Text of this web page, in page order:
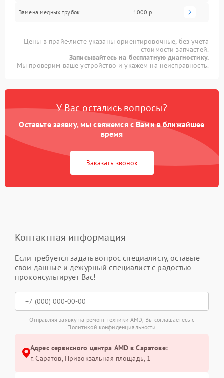
Замена медных трубок 1000 р
Цены в прайс-листе указаны ориентировочные, без учета
стоимости запчастей.
Записывайтесь на бесплатную диагностику.
Мы проверим ваше устройство и укажем на неисправность.
У Вас остались вопросы?
Оставьте заявку, мы свяжемся с Вами в ближайшее
время
Заказать звонок
Контактная информация
Если требуется задать вопрос специалисту, оставьте
свои данные и дежурный специалист с радостью
проконсультирует Вас!
Отправляя заявку на ремонт техники AMD, Вы соглашаетесь с
Политикой конфиденциальности
Адрес сервисного центра AMD в Саратове:
г. Саратов, Привокзальная площадь, 1